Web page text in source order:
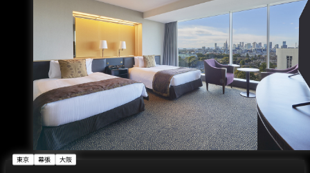
東京 幕張 大阪